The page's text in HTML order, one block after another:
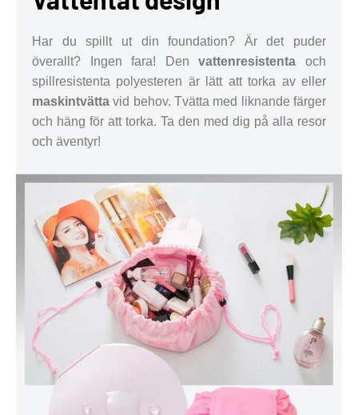
Har du spillt ut din foundation? Är det puder
överallt? Ingen fara! Denvattenresistenta och
spillresistenta polyesteren är lätt att torka av eller
maskintvätta vid behov. Tvätta med liknande färger
och häng för att torka. Ta den med dig på alla resor
och äventyr!